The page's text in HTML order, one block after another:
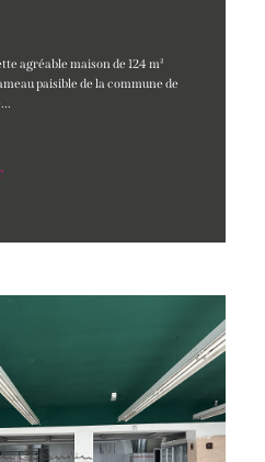
agréable maison de 124 m²
paisible de la commune de